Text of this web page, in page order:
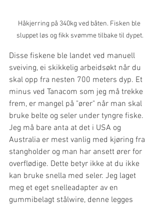
Håkjerring på 340kg ved båten. Fisken ble
sluppet løs og fikk svømme tilbake til dypet.
Disse fiskene ble landet ved manuell
sveiving, ei skikkelig arbeidsøkt når du
skal opp fra nesten 700 meters dyp. Et
minus ved Tanacom som jeg må trekke
frem, er mangel på "ører" når man skal
bruke belte og seler under tyngre fiske.
Jeg må bare anta at det i USA og
Australia er mest vanlig med kjøring fra
stangholder og man har ansett ører for
overflødige. Dette betyr ikke at du ikke
kan bruke snella med seler. Jeg laget
meg et eget snelleadapter av en
gummibelagt stålwire, denne legges